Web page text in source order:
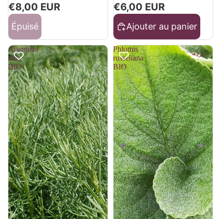
€8,00 EUR
Épuisé
€6,00 EUR
Ajouter au panier
Artemisia
alba
BIO
Phlomis
russeliana
BIO